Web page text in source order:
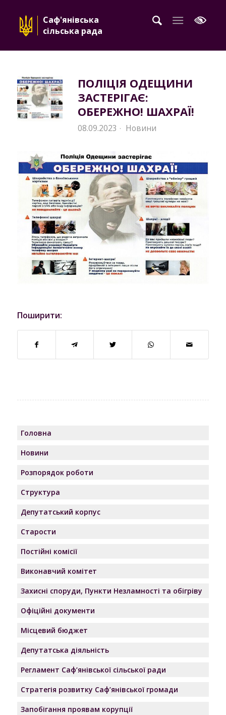
Саф'янівська
сільська рада
ПОЛІЦІЯ ОДЕЩИНИ
ЗАСТЕРІГАЄ:
ОБЕРЕЖНО! ШАХРАЇ!
08.09.2023 · Новини
Поширити:
Головна
Новини
Розпорядок роботи
Структура
Депутатський корпус
Старости
Постійні комісії
Виконавчий комітет
Захисні споруди, Пункти Незламності та обігріву
Офіційні документи
Місцевий бюджет
Депутатська діяльність
Регламент Саф’янівської сільської ради
Стратегія розвитку Саф’янівської громади
Запобігання проявам корупції